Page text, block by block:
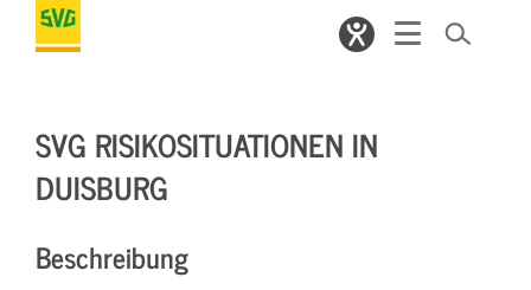
SVG RISIKOSITUATIONEN IN
DUISBURG
Beschreibung